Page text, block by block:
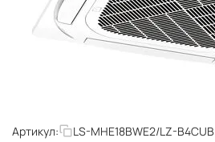
Артикул: LS-MHE18BWE2/LZ-B4CUB